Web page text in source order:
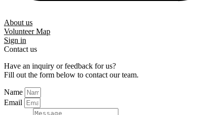
About us
Volunteer Map
Sign in
Contact us
Have an inquiry or feedback for us?
Fill out the form below to contact our team.
Name
Email